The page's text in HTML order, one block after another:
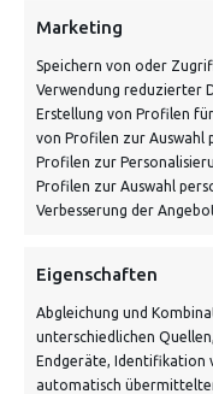
Marketing
Speichern von oder
Verwendung reduzierter
Erstellung von Profilen
von Profilen zur Auswahl
Profilen zur
Profilen zur Auswahl
Verbesserung der
Eigenschaften
Abgleichung und
unterschiedlichen
Endgeräte, Identifikation
automatisch
info@vontiling.de
Schnell und grün